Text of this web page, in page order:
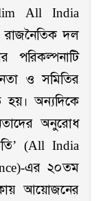
All India
রাজনৈতিক দল
পরিকল্পনাটি
ও সমিতির
হয়। অন্যদিকে
অনুরোধ
(All India
এর ২০তম
আয়োজনের